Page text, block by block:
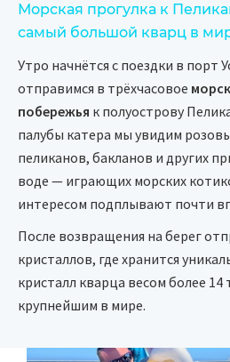
Морская прогулка к
самый большой кварц в
Утро начнётся с поездки в
отправимся в трёхчасовое
побережья к полуострову
палубы катера мы увидим
пеликанов, бакланов и других
воде — играющих морских
интересом подплывают почти
После возвращения на берег
кристаллов, где хранится
кристалл кварца весом более
крупнейшим в мире.